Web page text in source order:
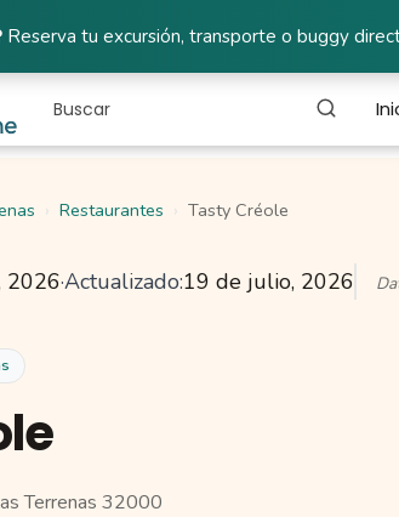
Restaurantes Tasty Créole
2026·Actualizado:19 de julio, 2026
Terrenas 32000
Reserva tu excursión, transporte o buggy